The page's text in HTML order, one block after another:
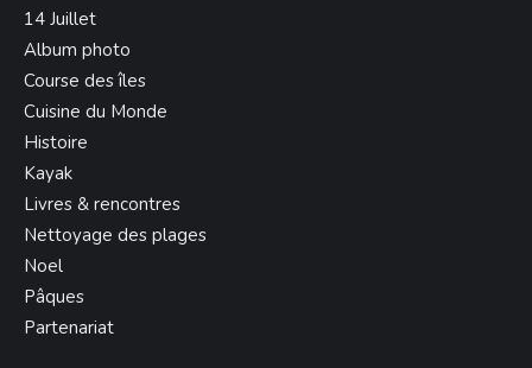
14 Juillet
Album photo
Course des îles
Cuisine du Monde
Histoire
Kayak
Livres & rencontres
Nettoyage des plages
Noel
Pâques
Partenariat